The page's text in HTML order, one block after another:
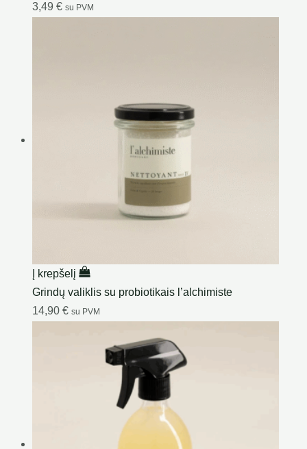
3,49 € su PVM
Į krepšelį
Grindų valiklis su probiotikais l’alchimiste
14,90 € su PVM